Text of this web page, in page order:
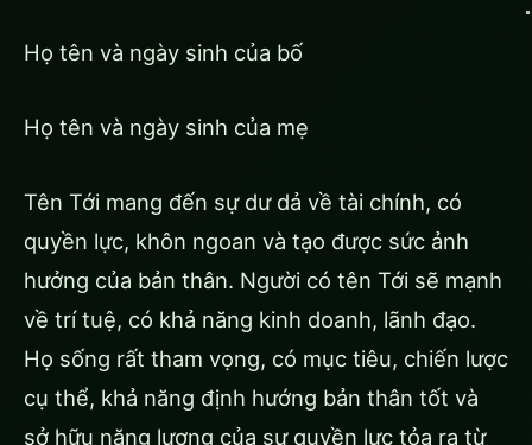
Họ tên và ngày sinh của bố
Họ tên và ngày sinh của mẹ
Tên Tới mang đến sự dư dả về tài chính, có
quyền lực, khôn ngoan và tạo được sức ảnh
hưởng của bản thân. Người có tên Tới sẽ mạnh
về trí tuệ, có khả năng kinh doanh, lãnh đạo.
Họ sống rất tham vọng, có mục tiêu, chiến lược
cụ thể, khả năng định hướng bản thân tốt và
sở hữu năng lượng của sự quyền lực tỏa ra từ